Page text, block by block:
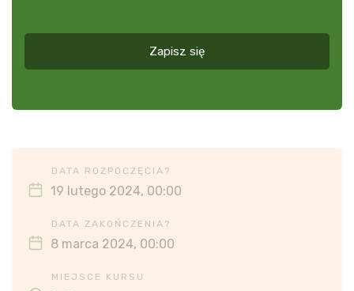
Zapisz się
DATA ROZPOCZĘCIA?
19 lutego 2024, 00:00
DATA ZAKOŃCZENIA?
8 marca 2024, 00:00
MIEJSCE KURSU